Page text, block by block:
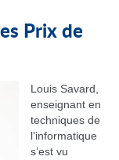
Prix de
Louis Savard,
enseignant en
techniques de
l’informatique
s’est vu